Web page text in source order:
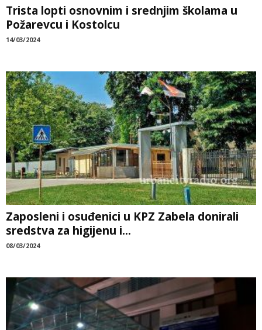
Trista lopti osnovnim i srednjim školama u
Požarevcu i Kostolcu
14/03/2024
Zaposleni i osuđenici u KPZ Zabela donirali
sredstva za higijenu i...
08/03/2024